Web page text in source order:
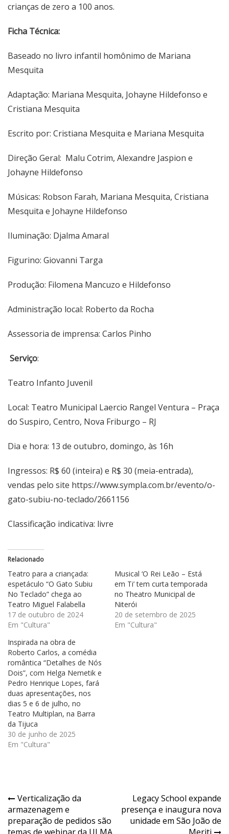
crianças de zero a 100 anos.
Ficha Técnica:
Baseado no livro infantil homônimo de Mariana
Mesquita
Adaptação: Mariana Mesquita, Johayne Hildefonso e
Cristiana Mesquita
Escrito por: Cristiana Mesquita e Mariana Mesquita
Direção Geral: Malu Cotrim, Alexandre Jaspion e
Johayne Hildefonso
Músicas: Robson Farah, Mariana Mesquita, Cristiana
Mesquita e Johayne Hildefonso
Iluminação: Djalma Amaral
Figurino: Giovanni Targa
Produção: Filomena Mancuzo e Hildefonso
Administração local: Roberto da Rocha
Assessoria de imprensa: Carlos Pinho
Serviço:
Teatro Infanto Juvenil
Local: Teatro Municipal Laercio Rangel Ventura – Praça
do Suspiro, Centro, Nova Friburgo – RJ
Dia e hora: 13 de outubro, domingo, às 16h
Ingressos: R$ 60 (inteira) e R$ 30 (meia-entrada),
vendas pelo site https://www.sympla.com.br/evento/o-
gato-subiu-no-teclado/2661156
Classificação indicativa: livre
Relacionado
Teatro para a criançada:
espetáculo “O Gato Subiu
No Teclado” chega ao
Teatro Miguel Falabella
17 de outubro de 2024
Em "Cultura"
Musical ‘O Rei Leão – Está
em Ti’ tem curta temporada
no Theatro Municipal de
Niterói
20 de setembro de 2025
Em "Cultura"
Inspirada na obra de
Roberto Carlos, a comédia
romântica “Detalhes de Nós
Dois”, com Helga Nemetik e
Pedro Henrique Lopes, fará
duas apresentações, nos
dias 5 e 6 de julho, no
Teatro Multiplan, na Barra
da Tijuca
30 de junho de 2025
Em "Cultura"
Navegação
de
Verticalização da
armazenagem e
preparação de pedidos são
Legacy School expande
presença e inaugura nova
unidade em São João de